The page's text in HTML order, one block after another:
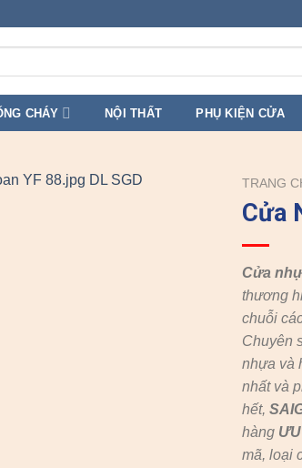
CHÁY NỘI THẤT PHỤ KIỆN CỬA
TRANG
Cửa
Cửa
thương
chuỗi
Chuyên
nhựa và
nhất và
hết,
hàng
mã, loại